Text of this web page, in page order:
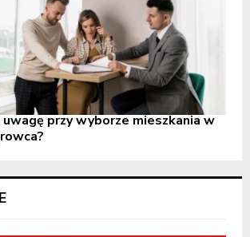
przy wyborze mieszkania w